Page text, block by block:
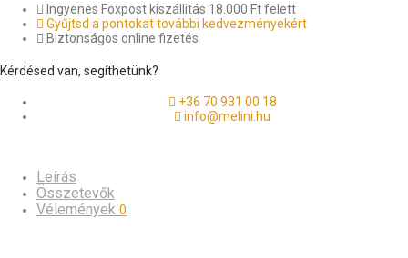
Ingyenes Foxpost kiszállitás 18.000 Ft felett
Gyűjtsd a pontokat további kedvezményekért
Biztonságos online fizetés
Kérdésed van, segíthetünk?
+36 70 931 00 18
info@melini.hu
Leírás
Összetevők
Vélemények 0